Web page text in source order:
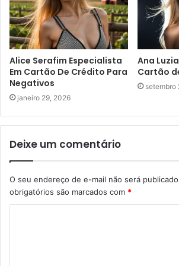
Alice Serafim Especialista
Em Cartão De Crédito Para
Negativos
janeiro 29, 2026
Ana
Cartão
setembro
Deixe um comentário
O seu endereço de e-mail não será
obrigatórios são marcados com *